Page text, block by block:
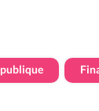
publique